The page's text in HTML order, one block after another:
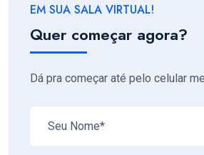
EM SUA SALA VIRTUAL!
Quer começar agora?
Dá pra começar até pelo celular